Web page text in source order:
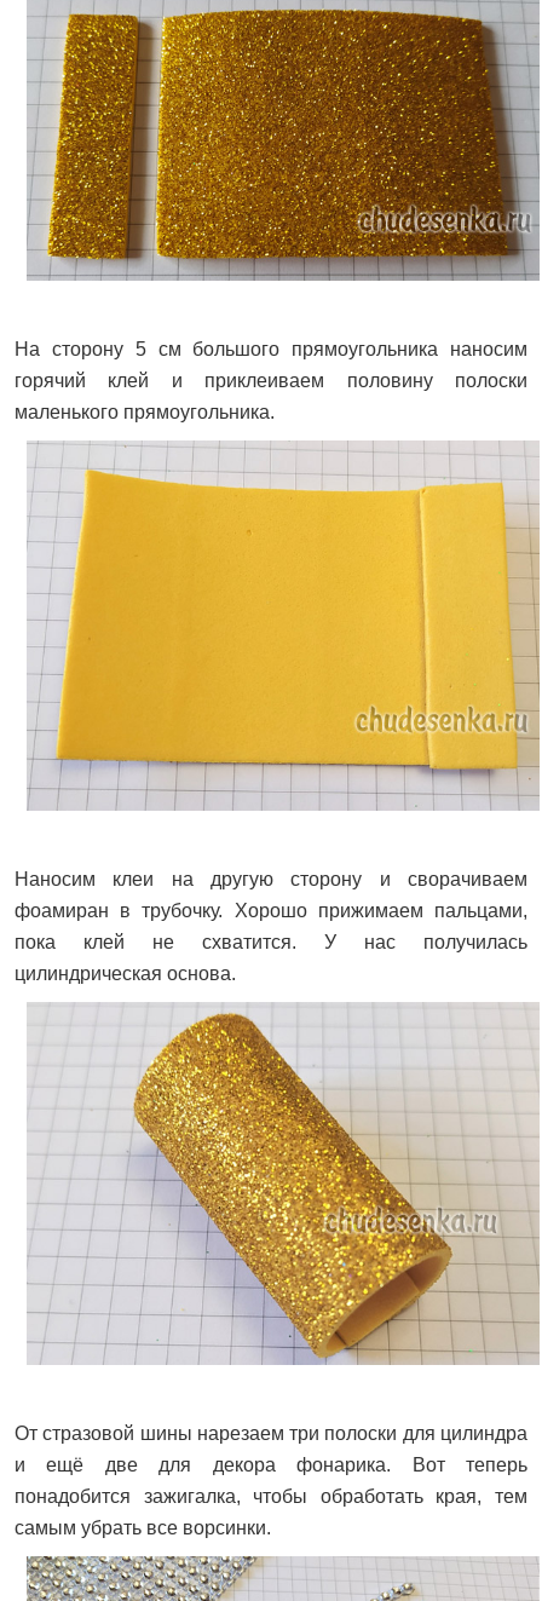
На сторону 5 см большого прямоугольника наносим
горячий клей и приклеиваем половину полоски
маленького прямоугольника.
Наносим клеи на другую сторону и сворачиваем
фоамиран в трубочку. Хорошо прижимаем пальцами,
пока клей не схватится. У нас получилась
цилиндрическая основа.
От стразовой шины нарезаем три полоски для цилиндра
и ещё две для декора фонарика. Вот теперь
понадобится зажигалка, чтобы обработать края, тем
самым убрать все ворсинки.